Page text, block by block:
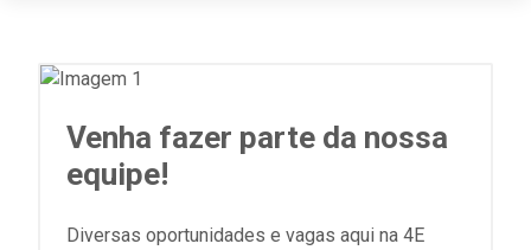
Venha fazer parte da nossa
equipe!
Diversas oportunidades e vagas aqui na 4E